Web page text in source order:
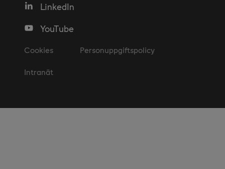
LinkedIn
YouTube
Cookies Personuppgiftspolicy
Intranät